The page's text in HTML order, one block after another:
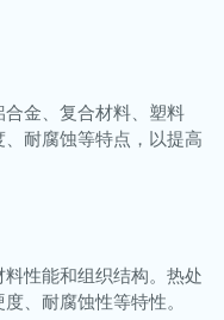
金、复合材料、塑料
耐腐蚀等特点，以提高
性能和组织结构。热处
、耐腐蚀性等特性。